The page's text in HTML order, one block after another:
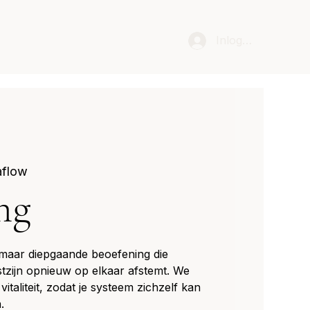
diepgaande beoefening die
opnieuw op elkaar afstemt. We
zodat je systeem zichzelf kan